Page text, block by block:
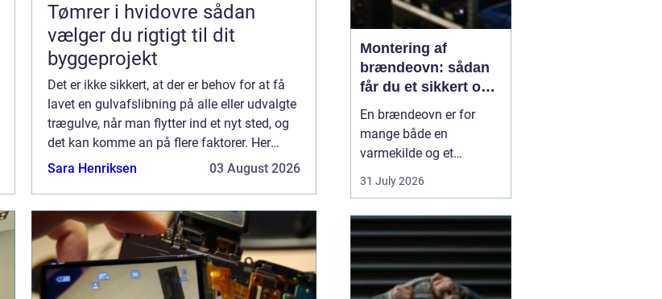
Tømrer i hvidovre sådan
vælger du rigtigt til dit
byggeprojekt
Det er ikke sikkert, at der er behov for at få
lavet en gulvafslibning på alle eller udvalgte
trægulve, når man flytter ind et nyt sted, og
det kan komme an på flere faktorer. Her
tænker vi for resten på, n&a...
Sara Henriksen 03 August 2026
Montering af
brændeovn: sådan
får du et sikkert og
smukt resultat
En brændeovn er for
mange både en
varmekilde og et
samlingspunkt i
hjemmet. Flammerne
mærkes i hele rummet.
Men montering af
brændeovn er ikke noget,
man bør kaste sig ud i
31 July 2026